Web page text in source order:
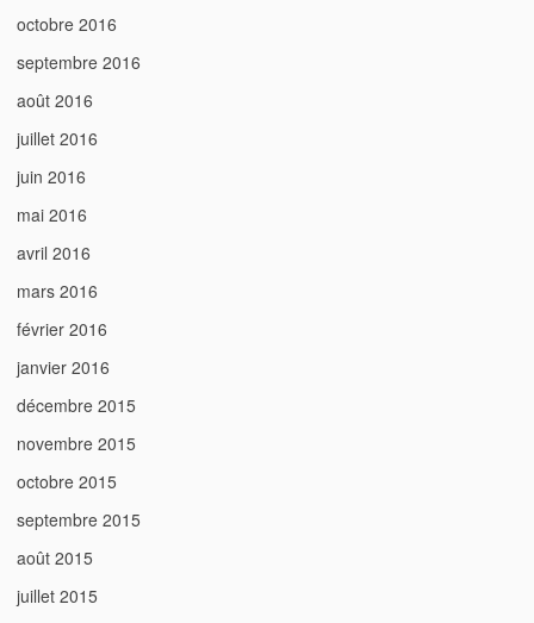
octobre 2016
septembre 2016
août 2016
juillet 2016
juin 2016
mai 2016
avril 2016
mars 2016
février 2016
janvier 2016
décembre 2015
novembre 2015
octobre 2015
septembre 2015
août 2015
juillet 2015